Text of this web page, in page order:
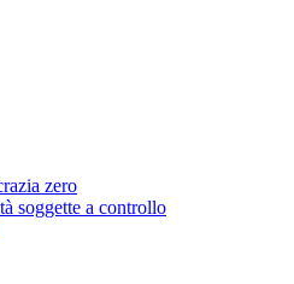
zero
soggette a controllo